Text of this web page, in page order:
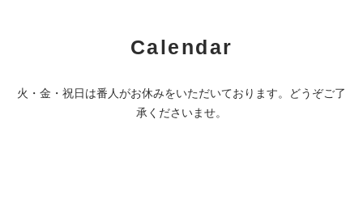
Calendar
火・金・祝日は番人がお休みをいただいております。どうぞご了
承くださいませ。